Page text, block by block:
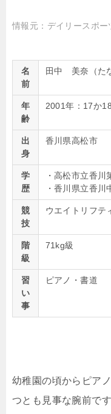
情報元：デイリースポー
名
前
田中 美奈（た
年
齢
2001年：17か
出
身
香川県高松市
学
歴
・高松市立香
・香川県立香
競
技
ウエイトリフテ
階
級
71kg級
習
い
事
ピアノ・書道
幼稚園の頃からピア
つとも見事な腕前です